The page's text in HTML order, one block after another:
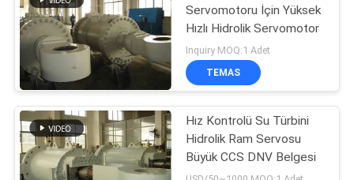
VIDEOLAR
BIZIM
HAKKIMIZDA
FABRIKA
tek etkili hidrolik
silindir
14
Servomotoru İçin Yüksek
Hızlı Hidrolik Servomotor
Inquiry MOQ:1 Adet
TEMAS
Hız Kontrolü Su Türbini
Hidrolik Ram Servosu
Büyük CCS DNV Belgesi